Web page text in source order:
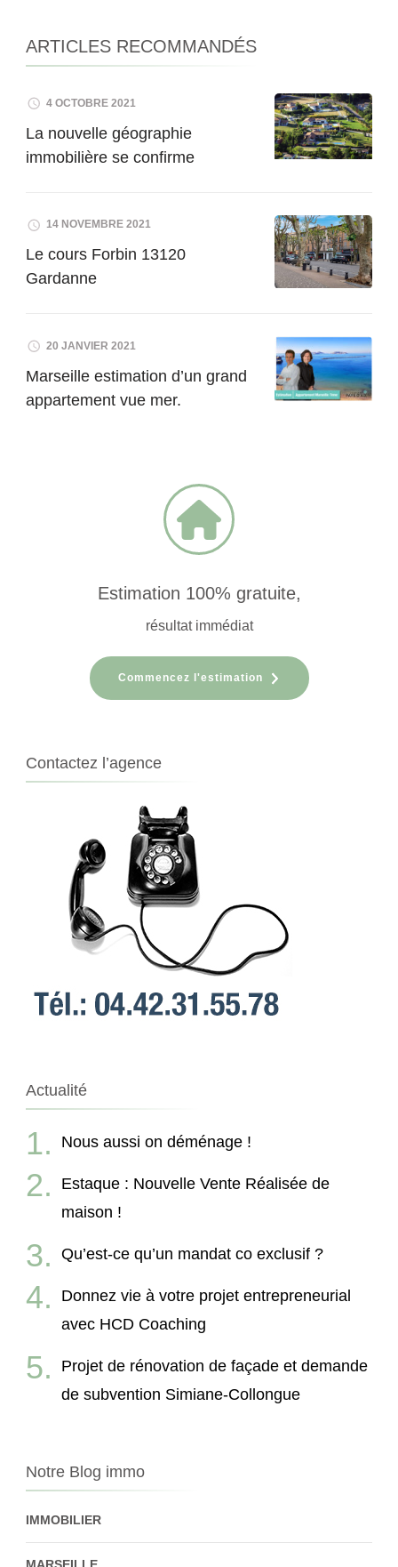
ARTICLES RECOMMANDÉS
4 OCTOBRE 2021
La nouvelle géographie
immobilière se confirme
14 NOVEMBRE 2021
Le cours Forbin 13120
Gardanne
20 JANVIER 2021
Marseille estimation d’un grand
appartement vue mer.
Estimation 100% gratuite,
résultat immédiat
Commencez l'estimation
Contactez l’agence
Actualité
Nous aussi on déménage !
Estaque : Nouvelle Vente Réalisée de
maison !
Qu’est-ce qu’un mandat co exclusif ?
Donnez vie à votre projet entrepreneurial
avec HCD Coaching
Projet de rénovation de façade et demande
de subvention Simiane-Collongue
Notre Blog immo
IMMOBILIER